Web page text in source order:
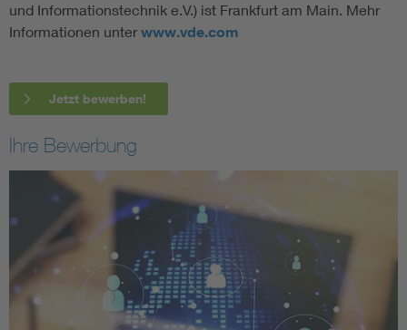
und Informationstechnik e.V.) ist Frankfurt am Main. Mehr
Informationen unterwww.vde.com
Jetzt bewerben!
Ihre Bewerbung